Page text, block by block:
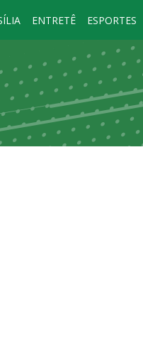
ENTRETÊ ESPORTES